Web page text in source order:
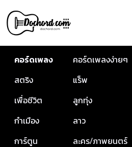
คอร์ดเพลง คอร์ดเพลงง่ายๆ
สตริง
แร็พ
เพื่อชีวิต
ลูกทุ่ง
กำเมือง
ลาว
การ์ตูน
ละคร/ภาพยนตร์